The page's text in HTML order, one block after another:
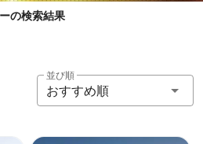
の検索結果
並び順
おすすめ順